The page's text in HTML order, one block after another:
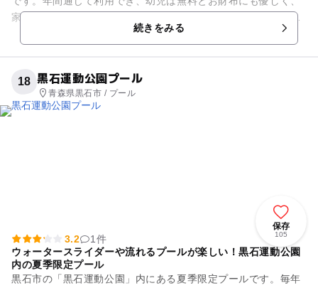
家族で楽しむには最適。施設内には25mプールの他、幼児用プ
ールがあり、楽しみながら...続きをみる
18 黒石運動公園プール
青森県黒石市 / プール
保存
105
3.2
1件
ウォータースライダーや流れるプールが楽しい！黒石運動公園
内の夏季限定プール
黒石市の「黒石運動公園」内にある夏季限定プールです。毎年